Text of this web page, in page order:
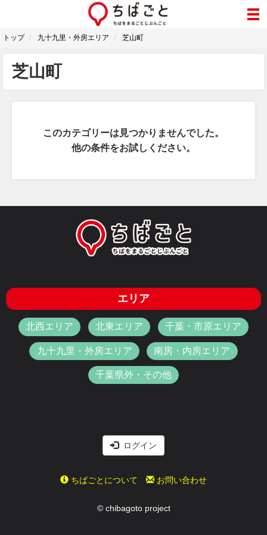
トップ 九十九里・外房エリア 芝山町
芝山町
このカテゴリーは見つかりませんでした。
他の条件をお試しください。
エリア
北西エリア 北東エリア 千葉・市原エリア
九十九里・外房エリア 南房・内房エリア
千葉県外・その他
ログイン
ちばごとについて お問い合わせ
© chibagoto project